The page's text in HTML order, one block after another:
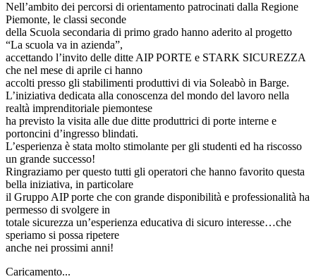
Nell’ambito dei percorsi di orientamento patrocinati dalla Regione
Piemonte, le classi seconde
della Scuola secondaria di primo grado hanno aderito al progetto
“La scuola va in azienda”,
accettando l’invito delle ditte AIP PORTE e STARK SICUREZZA
che nel mese di aprile ci hanno
accolti presso gli stabilimenti produttivi di via Soleabò in Barge.
L’iniziativa dedicata alla conoscenza del mondo del lavoro nella
realtà imprenditoriale piemontese
ha previsto la visita alle due ditte produttrici di porte interne e
portoncini d’ingresso blindati.
L’esperienza è stata molto stimolante per gli studenti ed ha riscosso
un grande successo!
Ringraziamo per questo tutti gli operatori che hanno favorito questa
bella iniziativa, in particolare
il Gruppo AIP porte che con grande disponibilità e professionalità ha
permesso di svolgere in
totale sicurezza un’esperienza educativa di sicuro interesse…che
speriamo si possa ripetere
anche nei prossimi anni!
Caricamento...